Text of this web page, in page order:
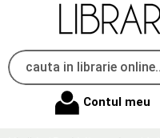
Contul meu